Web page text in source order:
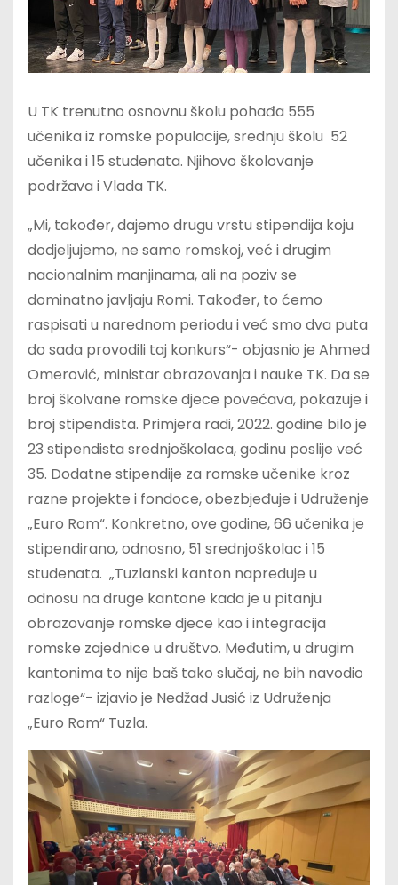
U TK trenutno osnovnu školu pohađa 555
učenika iz romske populacije, srednju školu 52
učenika i 15 studenata. Njihovo školovanje
podržava i Vlada TK.
„Mi, također, dajemo drugu vrstu stipendija koju
dodjeljujemo, ne samo romskoj, već i drugim
nacionalnim manjinama, ali na poziv se
dominatno javljaju Romi. Također, to ćemo
raspisati u narednom periodu i već smo dva puta
do sada provodili taj konkurs“- objasnio je Ahmed
Omerović, ministar obrazovanja i nauke TK. Da se
broj školvane romske djece povećava, pokazuje i
broj stipendista. Primjera radi, 2022. godine bilo je
23 stipendista srednjoškolaca, godinu poslije već
35. Dodatne stipendije za romske učenike kroz
razne projekte i fondoce, obezbjeđuje i Udruženje
„Euro Rom“. Konkretno, ove godine, 66 učenika je
stipendirano, odnosno, 51 srednjoškolac i 15
studenata. „Tuzlanski kanton napreduje u
odnosu na druge kantone kada je u pitanju
obrazovanje romske djece kao i integracija
romske zajednice u društvo. Međutim, u drugim
kantonima to nije baš tako slučaj, ne bih navodio
razloge“- izjavio je Nedžad Jusić iz Udruženja
„Euro Rom“ Tuzla.